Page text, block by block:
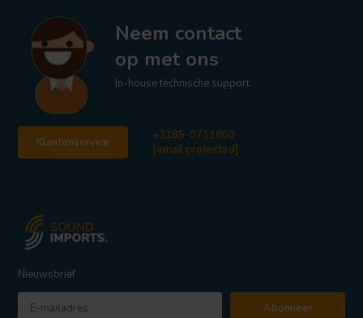
Neem contact
op met ons
In-house technische support
Klantenservice
+3185-0711860
[email protected]
Nieuwsbrief
Abonneer